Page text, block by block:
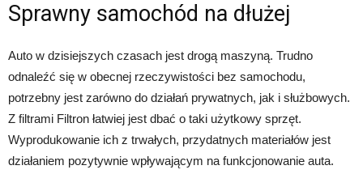
Sprawny samochód na dłużej
Auto w dzisiejszych czasach jest drogą maszyną. Trudno
odnaleźć się w obecnej rzeczywistości bez samochodu,
potrzebny jest zarówno do działań prywatnych, jak i służbowych.
Z filtrami Filtron łatwiej jest dbać o taki użytkowy sprzęt.
Wyprodukowanie ich z trwałych, przydatnych materiałów jest
działaniem pozytywnie wpływającym na funkcjonowanie auta.